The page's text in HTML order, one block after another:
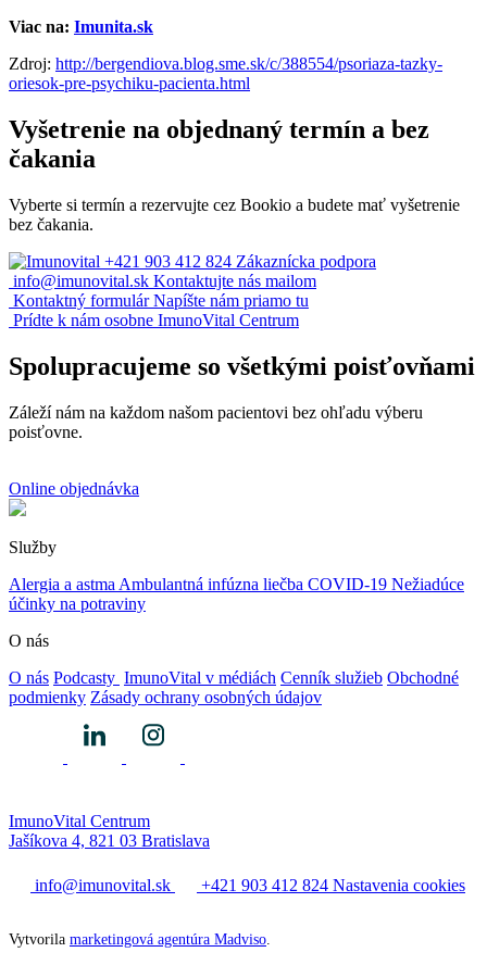
Viac na: Imunita.sk
Zdroj: http://bergendiova.blog.sme.sk/c/388554/psoriaza-tazky-
oriesok-pre-psychiku-pacienta.html
Vyšetrenie na objednaný termín a bez
čakania
Vyberte si termín a rezervujte cez Bookio a budete mať vyšetrenie
bez čakania.
+421 903 412 824 Zákaznícka podpora
info@imunovital.sk Kontaktujte nás mailom
Kontaktný formulár Napíšte nám priamo tu
Prídte k nám osobne ImunoVital Centrum
Spolupracujeme so všetkými poisťovňami
Záleží nám na každom našom pacientovi bez ohľadu výberu
poisťovne.
Online objednávka
Služby
Alergia a astma Ambulantná infúzna liečba COVID-19 Nežiadúce
účinky na potraviny
O nás
O nás Podcasty ImunoVital v médiách Cenník služieb Obchodné
podmienky Zásady ochrany osobných údajov
ImunoVital Centrum
Jašíkova 4, 821 03 Bratislava
info@imunovital.sk +421 903 412 824 Nastavenia cookies
Vytvorila marketingová agentúra Madviso